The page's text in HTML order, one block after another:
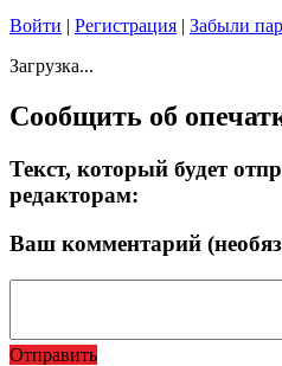
Войти | Регистрация | Забыли
Загрузка...
Сообщить об
Текст, который будет
редакторам:
Ваш комментарий
Отправить